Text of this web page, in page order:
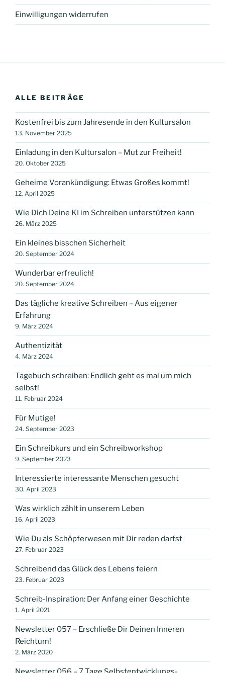
Einwilligungen widerrufen
ALLE BEITRÄGE
Kostenfrei bis zum Jahresende in den Kultursalon
13. November 2025
Einladung in den Kultursalon – Mut zur Freiheit!
20. Oktober 2025
Geheime Vorankündigung: Etwas Großes kommt!
12. April 2025
Wie Dich Deine KI im Schreiben unterstützen kann
26. März 2025
Ein kleines bisschen Sicherheit
20. September 2024
Wunderbar erfreulich!
20. September 2024
Das tägliche kreative Schreiben – Aus eigener
Erfahrung
9. März 2024
Authentizität
4. März 2024
Tagebuch schreiben: Endlich geht es mal um mich
selbst!
11. Februar 2024
Für Mutige!
24. September 2023
Ein Schreibkurs und ein Schreibworkshop
9. September 2023
Interessierte interessante Menschen gesucht
30. April 2023
Was wirklich zählt in unserem Leben
16. April 2023
Wie Du als Schöpferwesen mit Dir reden darfst
27. Februar 2023
Schreibend das Glück des Lebens feiern
23. Februar 2023
Schreib-Inspiration: Der Anfang einer Geschichte
1. April 2021
Newsletter 057 – Erschließe Dir Deinen Inneren
Reichtum!
2. März 2020